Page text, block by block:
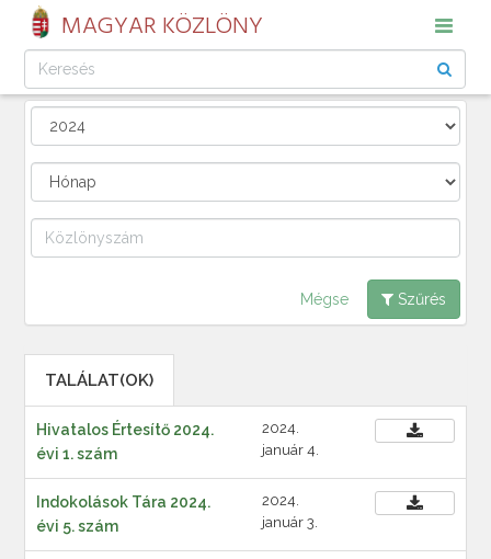
MAGYAR KÖZLÖNY
Mégse Szűrés
TALÁLAT(OK)
Hivatalos Értesítő 2024.
évi 1. szám
2024.
január 4.
Indokolások Tára 2024.
évi 5. szám
2024.
január 3.